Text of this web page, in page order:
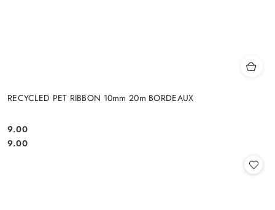
RECYCLED PET RIBBON 10mm 20m BORDEAUX
Cena:
9.00
Cena:
9.00